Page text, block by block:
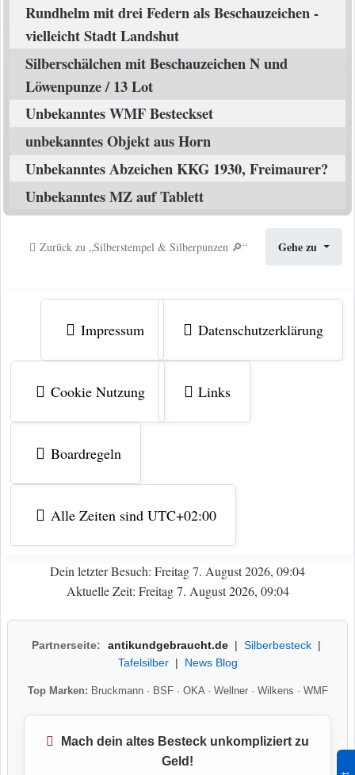
Rundhelm mit drei Federn als Beschauzeichen -
vielleicht Stadt Landshut
Silberschälchen mit Beschauzeichen N und
Löwenpunze / 13 Lot
Unbekanntes WMF Besteckset
unbekanntes Objekt aus Horn
Unbekanntes Abzeichen KKG 1930, Freimaurer?
Unbekanntes MZ auf Tablett
Zurück zu „Silberstempel & Silberpunzen 🔎“ Gehe zu
Impressum Datenschutzerklärung
Cookie Nutzung Links
Boardregeln
Alle Zeiten sind UTC+02:00
Dein letzter Besuch: Freitag 7. August 2026, 09:04
Aktuelle Zeit: Freitag 7. August 2026, 09:04
Partnerseite: antikundgebraucht.de| Silberbesteck|
Tafelsilber| News Blog
Top Marken: Bruckmann· BSF· OKA· Wellner· Wilkens · WMF
Mach dein altes Besteck unkompliziert zu
Geld!